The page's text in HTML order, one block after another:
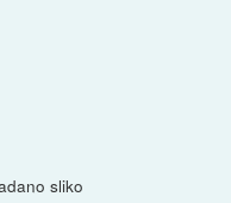
sliko